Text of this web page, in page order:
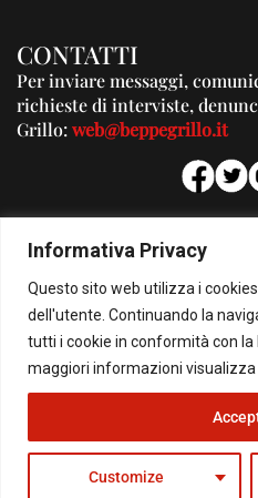
Informativa Privacy
Questo sito web utilizza i
dell'utente. Continuando la
tutti i cookie in conformità con la
maggiori informazioni visualizza
Customize
CONTATTI
Per inviare messaggi,
richieste di interviste,
Grillo:web@beppegrillo.it
Per la
© Copyright 2026 - Il Blog di Beppe